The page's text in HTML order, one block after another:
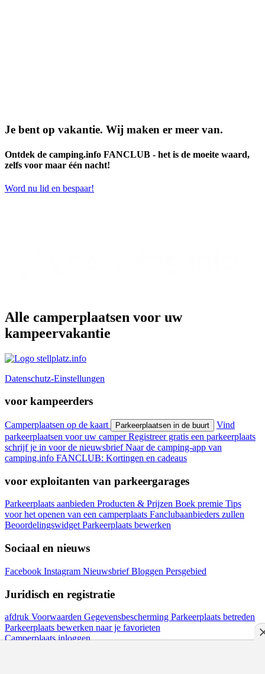
Je bent op vakantie. Wij maken er meer van.
Ontdek de camping.info FANCLUB - het is de moeite waard,
zelfs voor maar één nacht!
Word nu lid en bespaar!
Alle camperplaatsen voor uw
kampeervakantie
Datenschutz-Einstellungen
voor kampeerders
Camperplaatsen op de kaart Parkeerplaatsen in de buurt
Vind
parkeerplaatsen voor uw camperRegistreer gratis een parkeerplaats
schrijf je in voor de nieuwsbriefNaar de camping-app van
camping.info FANCLUB: Kortingen en cadeaus
voor exploitanten van parkeergarages
Parkeerplaats aanbieden Producten & Prijzen Boek premie Tips
voor het openen van een camperplaats Fanclubaanbieders zullen
BeoordelingswidgetParkeerplaats bewerken
Sociaal en nieuws
Facebook Instagram NieuwsbriefBloggen Persgebied
Juridisch en registratie
afdruk Voorwaarden Gegevensbescherming Parkeerplaats betreden
Parkeerplaats bewerken naar je favorieten
Camperplaats inloggen